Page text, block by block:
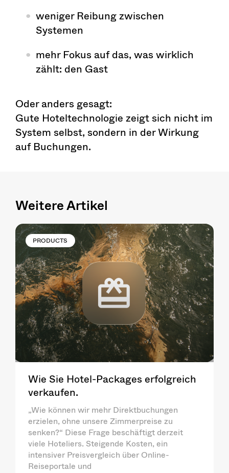
weniger Reibung zwischen
Systemen
mehr Fokus auf das, was wirklich
zählt: den Gast
Oder anders gesagt:
Gute Hoteltechnologie zeigt sich nicht im
System selbst, sondern in der Wirkung
auf Buchungen.
Weitere Artikel
PRODUCTS
Wie Sie Hotel-Packages erfolgreich
verkaufen.
„Wie können wir mehr Direktbuchungen
erzielen, ohne unsere Zimmerpreise zu
senken?“ Diese Frage beschäftigt derzeit
viele Hoteliers. Steigende Kosten, ein
intensiver Preisvergleich über Online-
Reiseportale und